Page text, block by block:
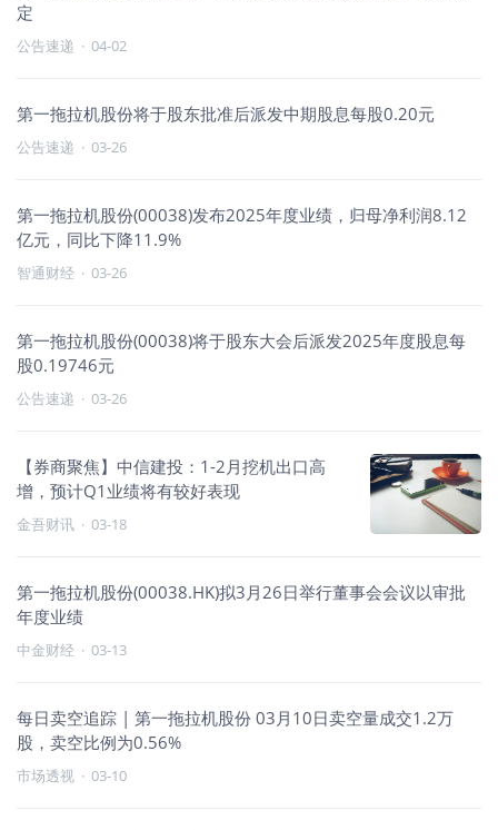
定
公告速递 · 04-02
第一拖拉机股份将于股东批准后派发中期股息每股0.20元
公告速递 · 03-26
第一拖拉机股份(00038)发布2025年度业绩，归母净利润8.12
亿元，同比下降11.9%
智通财经 · 03-26
第一拖拉机股份(00038)将于股东大会后派发2025年度股息每
股0.19746元
公告速递 · 03-26
【券商聚焦】中信建投：1-2月挖机出口高
增，预计Q1业绩将有较好表现
金吾财讯 · 03-18
第一拖拉机股份(00038.HK)拟3月26日举行董事会会议以审批
年度业绩
中金财经 · 03-13
每日卖空追踪 | 第一拖拉机股份 03月10日卖空量成交1.2万
股，卖空比例为0.56%
市场透视 · 03-10